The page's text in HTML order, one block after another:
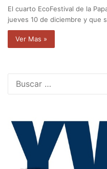
El cuarto EcoFestival de la
jueves 10 de diciembre y que
Ver Mas »